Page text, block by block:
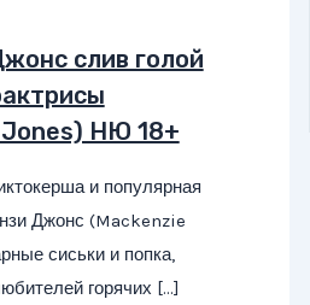
слив голой
НЮ 18+
и популярная
Джонс (Mackenzie
сиськи и попка,
горячих […]